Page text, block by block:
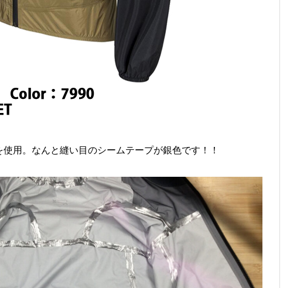
用。なんと縫い目のシームテープが銀色です！！